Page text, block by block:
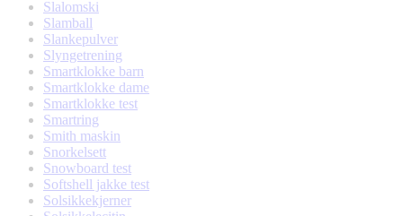
Slalomski
Slamball
Slankepulver
Slyngetrening
Smartklokke barn
Smartklokke dame
Smartklokke test
Smartring
Smith maskin
Snorkelsett
Snowboard test
Softshell jakke test
Solsikkekjerner